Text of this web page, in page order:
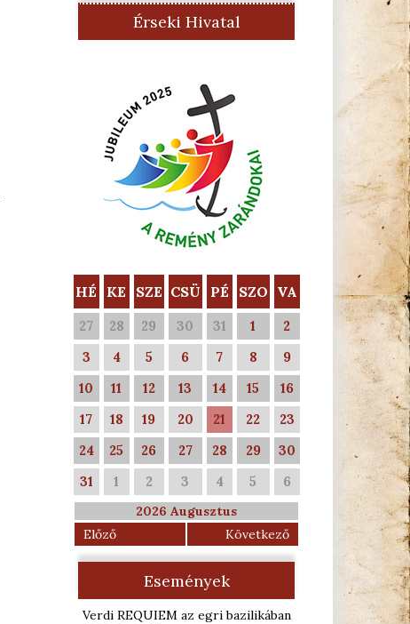
Érseki Hivatal
HÉ KE SZE CSÜ PÉ SZO VA
27 28 29 30 31 1
2
3
4 5 6 7 8
9
10
11 12 13 14 15
16
17
18 19 20 21 22
23
24
25 26 27 28 29
30
31
1 2 3 4 5 6
2026 Augusztus
Előző
Következő
Események
Verdi REQUIEM az egri bazilikában